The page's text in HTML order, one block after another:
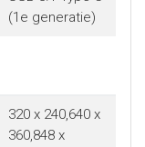
(1e generatie)
320 x 240,640 x
360,848 x